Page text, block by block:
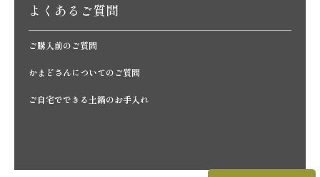
よくあるご質問
ご購入前のご質問
かまどさんについてのご質問
ご自宅でできる土鍋のお手入れ